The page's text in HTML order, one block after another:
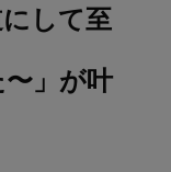
して至
〜」が叶